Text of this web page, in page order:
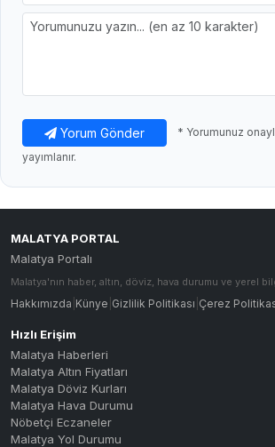
Yorum Gönder
* Yorumunuz
yayımlanır.
MALATYA PORTAL
Malatya Portalı
Malatya'nın haber, altın, döviz, hava durumu ve yerel
Hakkımızda Künye Gizlilik Politikası Çerez
Hızlı Erişim
Malatya Haberleri
Malatya Altın Fiyatları
Malatya Döviz Kurları
Malatya Hava Durumu
Nöbetçi Eczaneler
Malatya Yol Durumu